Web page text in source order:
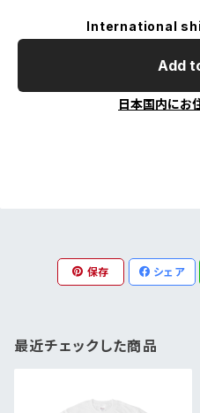
International
Add
日本国内にお
保存 シェア
最近チェックした商品